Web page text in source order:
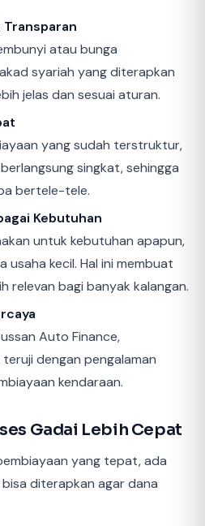
Transparan
atau bunga
syariah yang diterapkan
jelas dan sesuai aturan.
yang sudah terstruktur,
singkat, sehingga
bertele-tele.
Kebutuhan
untuk kebutuhan apapun,
usaha kecil. Hal ini membuat
relevan bagi banyak kalangan.
Auto Finance,
dengan pengalaman
kendaraan.
Gadai Lebih Cepat
yang tepat, ada
diterapkan agar dana